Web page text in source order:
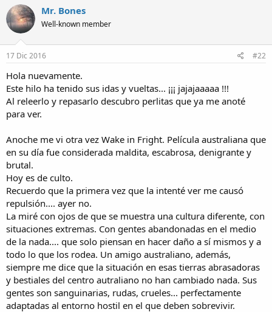
Mr. Bones
Well-known member
17 Dic 2016 #22
Hola nuevamente.
Este hilo ha tenido sus idas y vueltas... ¡¡¡ jajajaaaaa !!!
Al releerlo y repasarlo descubro perlitas que ya me anoté
para ver.
Anoche me vi otra vez Wake in Fright. Película australiana que
en su día fue considerada maldita, escabrosa, denigrante y
brutal.
Hoy es de culto.
Recuerdo que la primera vez que la intenté ver me causó
repulsión.... ayer no.
La miré con ojos de que se muestra una cultura diferente, con
situaciones extremas. Con gentes abandonadas en el medio
de la nada.... que solo piensan en hacer daño a sí mismos y a
todo lo que los rodea. Un amigo australiano, además,
siempre me dice que la situación en esas tierras abrasadoras
y bestiales del centro autraliano no han cambiado nada. Sus
gentes son sanguinarias, rudas, crueles... perfectamente
adaptadas al entorno hostil en el que deben sobrevivir.